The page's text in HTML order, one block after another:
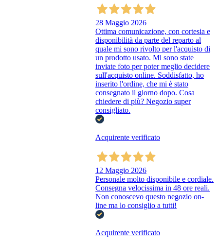
28 Maggio 2026
Ottima comunicazione, con cortesia e
disponibilità da parte del reparto al
quale mi sono rivolto per l'acquisto di
un prodotto usato. Mi sono state
inviate foto per poter meglio decidere
sull'acquisto online. Soddisfatto, ho
inserito l'ordine, che mi è stato
consegnato il giorno dopo. Cosa
chiedere di più? Negozio super
consigliato.
Acquirente verificato
12 Maggio 2026
Personale molto disponibile e cordiale.
Consegna velocissima in 48 ore reali.
Non conoscevo questo negozio on-
line ma lo consiglio a tutti!
Acquirente verificato